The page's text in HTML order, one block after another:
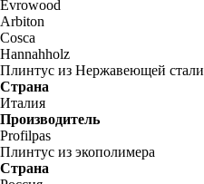
Evrowood
Arbiton
Cosca
Hannahholz
Плинтус из Нержавеющей стали
Страна
Италия
Производитель
Profilpas
Плинтус из экополимера
Страна